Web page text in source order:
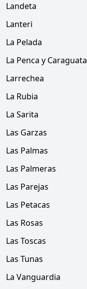
Landeta
Lanteri
La Pelada
La Penca y Caraguata
Larrechea
La Rubia
La Sarita
Las Garzas
Las Palmas
Las Palmeras
Las Parejas
Las Petacas
Las Rosas
Las Toscas
Las Tunas
La Vanguardia